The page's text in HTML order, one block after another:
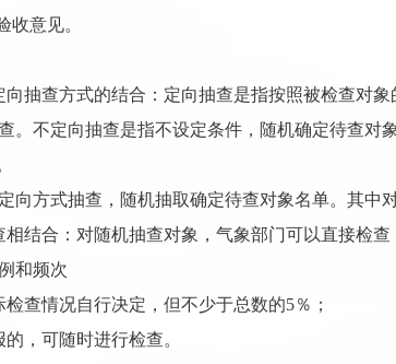
收意见。
抽查方式的结合： 定向抽查是指按照被检查对
。不定向抽查是指不设定条件，随机确定待查
向方式抽查，随机抽取确定待查对象名单。其中
结合： 对随机抽查对象，气象部门可以直接检
和频次
查情况自行决定，但不少于总数的5％；
，可随时进行检查。